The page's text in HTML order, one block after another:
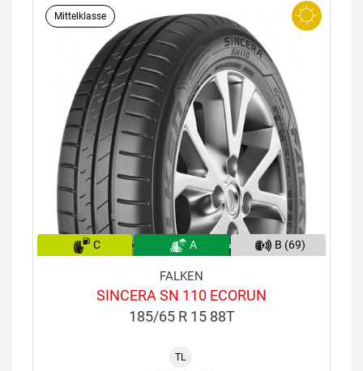
Mittelklasse
C A B (69)
FALKEN
SINCERA SN 110 ECORUN
185/65 R 15 88T
TL